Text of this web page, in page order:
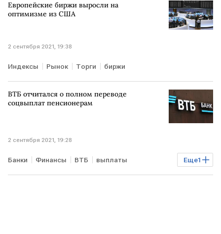
Европейские биржи выросли на
оптимизме из США
2 сентября 2021, 19:38
Индексы Рынок Торги биржи
ВТБ отчитался о полном переводе
соцвыплат пенсионерам
2 сентября 2021, 19:28
Еще1
Банки Финансы ВТБ выплаты
пенсионеры